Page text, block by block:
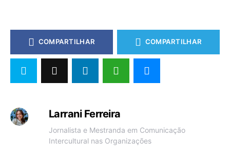
COMPARTILHAR COMPARTILHAR
Larrani Ferreira
Jornalista e Mestranda em Comunicação
Intercultural nas Organizações